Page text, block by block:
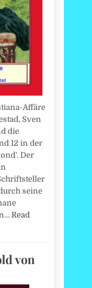
Affäre
Sven
die
12 in der
Der
seine
Read
von